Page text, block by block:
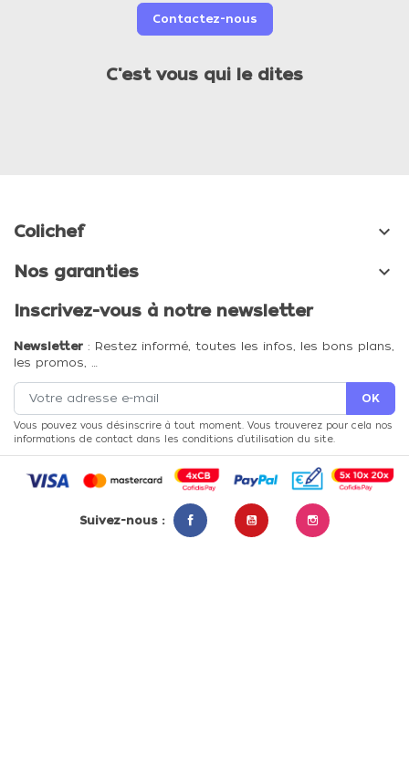
Contactez-nous
C'est vous qui le dites
Colichef 
Nos garanties 
Inscrivez-vous à notre newsletter
Newsletter : Restez informé, toutes les infos, les bons plans,
les promos, …
Vous pouvez vous désinscrire à tout moment. Vous trouverez pour cela nos
informations de contact dans les conditions d'utilisation du site.
Suivez-nous :
FacebookYouTubeInstagram